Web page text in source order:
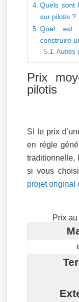
Quels sont
sur pilotis ?
Quel est
construire
Autres
Prix
pilotis
Si le prix
en règle
traditionnelle,
si vous
projet original
Prix